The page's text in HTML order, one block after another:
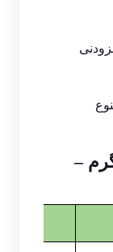
غذایی در ۱۰۰ گرم –